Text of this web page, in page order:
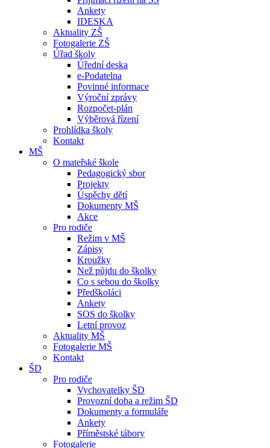
Ankety
IDESKA
Aktuality ZŠ
Fotogalerie ZŠ
Úřad školy
Úřední deska
e-Podatelna
Povinné informace
Výroční zprávy
Rozpočet-plán
Výběrová řízení
Prohlídka školy
Kontakt
MŠ
O mateřské škole
Pedagogický sbor
Projekty
Úspěchy dětí
Dokumenty MŠ
Akce
Pro rodiče
Režim v MŠ
Zápisy
Kroužky
Než půjdu do školky
Co s sebou do školky
Předškoláci
Ankety
SOS do školky
Letní provoz
Aktuality MŠ
Fotogalerie MŠ
Kontakt
ŠD
Pro rodiče
Vychovatelky ŠD
Provozní doba a režim ŠD
Dokumenty a formuláře
Ankety
Příměstské tábory
Fotogalerie